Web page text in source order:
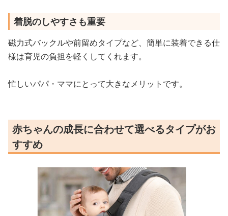
着脱のしやすさも重要
磁力式バックルや前留めタイプなど、簡単に装着できる仕
様は育児の負担を軽くしてくれます。
忙しいパパ・ママにとって大きなメリットです。
赤ちゃんの成長に合わせて選べるタイプがお
すすめ